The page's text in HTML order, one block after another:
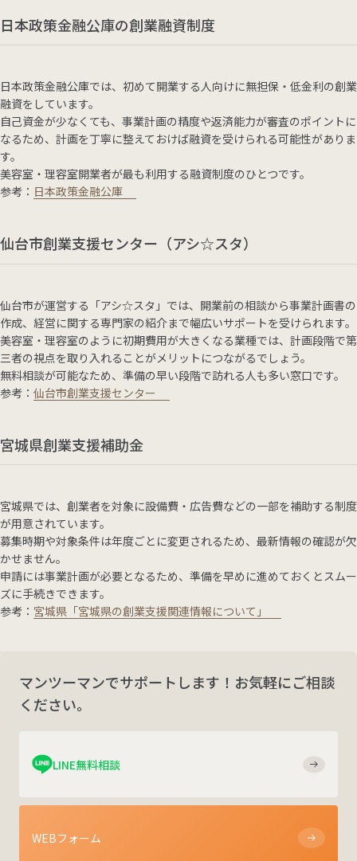
日本政策金融公庫の創業融資制度
日本政策金融公庫では、初めて開業する人向けに無担保・低金利の創業
融資をしています。
自己資金が少なくても、事業計画の精度や返済能力が審査のポイントに
なるため、計画を丁寧に整えておけば融資を受けられる可能性がありま
す。
美容室・理容室開業者が最も利用する融資制度のひとつです。
参考： 日本政策金融公庫
仙台市創業支援センター（アシ☆スタ）
仙台市が運営する「アシ☆スタ」では、開業前の相談から事業計画書の
作成、経営に関する専門家の紹介まで幅広いサポートを受けられます。
美容室・理容室のように初期費用が大きくなる業種では、計画段階で第
三者の視点を取り入れることがメリットにつながるでしょう。
無料相談が可能なため、準備の早い段階で訪れる人も多い窓口です。
参考： 仙台市創業支援センター
宮城県創業支援補助金
宮城県では、創業者を対象に設備費・広告費などの一部を補助する制度
が用意されています。
募集時期や対象条件は年度ごとに変更されるため、最新情報の確認が欠
かせません。
申請には事業計画が必要となるため、準備を早めに進めておくとスムー
ズに手続きできます。
参考： 宮城県「宮城県の創業支援関連情報について」
マンツーマンでサポートします！お気軽にご相談
ください。
LINE無料相談
WEBフォーム